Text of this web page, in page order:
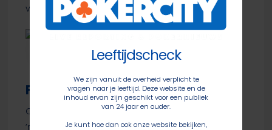
van The Festival Nottingham.
Franke’ Flip ‘n Go’s
Ook inmiddels traditie bij The Festival, Franke’s Flip
’n Go’s. Deze one-hand satellites zijn er enerzijds
Leeftijdscheck
We zijn vanuit de overheid verplicht te
vragen naar je leeftijd. Deze website en de
inhoud ervan zijn geschikt voor een publiek
van 24 jaar en ouder.
Je kunt hoe dan ook onze website bekijken,